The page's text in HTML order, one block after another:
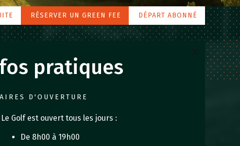
RÉSERVER UN GREEN FEE DÉPART ABONNÉ
pratiques
D'OUVERTURE
Le Golf est ouvert tous les jours :
De 8h00 à 19h00